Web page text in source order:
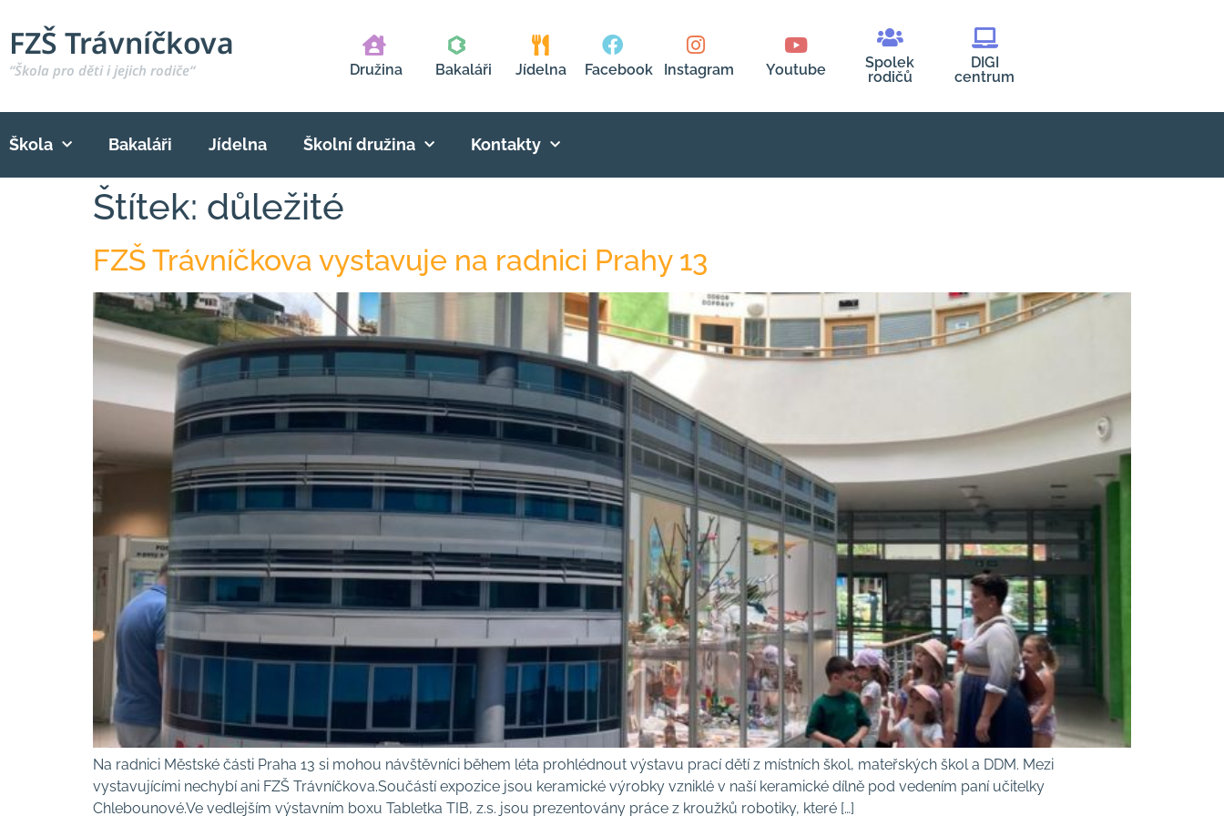
FZŠ Trávníčkova
“Škola pro děti i jejich rodiče“ Družina Bakaláři Jídelna Facebook Instagram Youtube
Spolek
rodičů
DIGI
centrum
Škola Bakaláři Jídelna Školní družina Kontakty
Štítek: důležité
FZŠ Trávníčkova vystavuje na radnici Prahy 13
Na radnici Městské části Praha 13 si mohou návštěvníci během léta prohlédnout výstavu prací dětí z místních škol, mateřských škol a DDM. Mezi
vystavujícími nechybí ani FZŠ Trávníčkova.Součástí expozice jsou keramické výrobky vzniklé v naší keramické dílně pod vedením paní učitelky
Chlebounové.Ve vedlejším výstavním boxu Tabletka TIB, z.s. jsou prezentovány práce z kroužků robotiky, které […]